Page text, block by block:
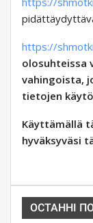
https://
olosuhteissa
vahingoista,
tietojen
Käyttämällä
hyväksyväsi
ОСТАННІ